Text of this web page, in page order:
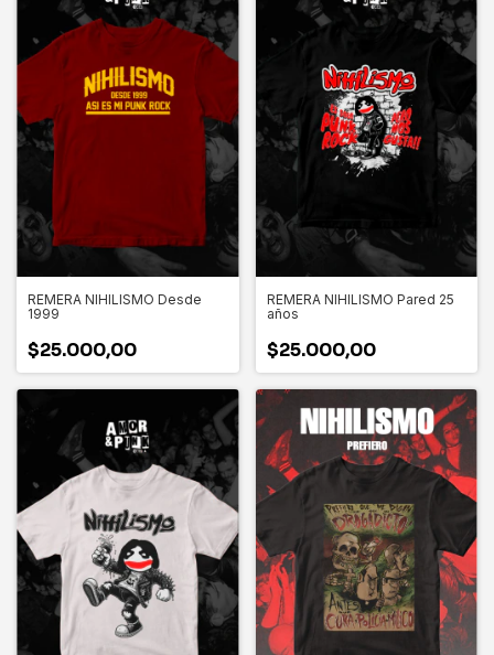
REMERA NIHILISMO Desde
1999
$25.000,00
REMERA NIHILISMO Pared 25
años
$25.000,00